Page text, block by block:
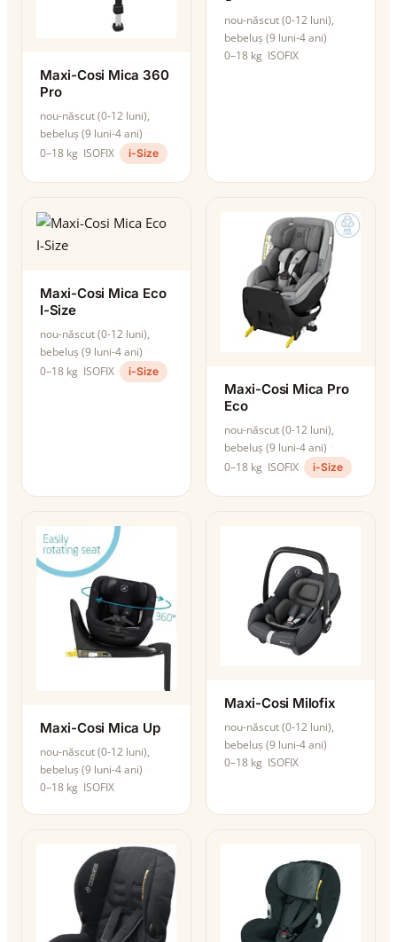
Maxi-Cosi Mica 360
Pro
nou-născut (0-12 luni),
bebeluș (9 luni-4 ani)
0–18 kg ISOFIX i-Size
nou-născut (0-12 luni),
bebeluș (9 luni-4 ani)
0–18 kg ISOFIX
Maxi-Cosi Mica Eco
I-Size
nou-născut (0-12 luni),
bebeluș (9 luni-4 ani)
0–18 kg ISOFIX i-Size
Maxi-Cosi Mica Pro
Eco
nou-născut (0-12 luni),
bebeluș (9 luni-4 ani)
0–18 kg ISOFIX i-Size
Maxi-Cosi Mica Up
nou-născut (0-12 luni),
bebeluș (9 luni-4 ani)
0–18 kg ISOFIX
Maxi-Cosi Milofix
nou-născut (0-12 luni),
bebeluș (9 luni-4 ani)
0–18 kg ISOFIX